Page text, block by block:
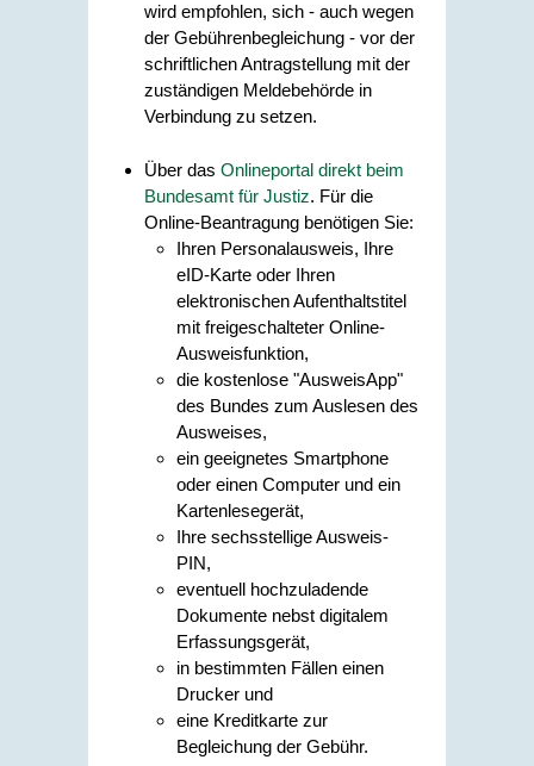
wird empfohlen, sich - auch wegen
der Gebührenbegleichung - vor der
schriftlichen Antragstellung mit der
zuständigen Meldebehörde in
Verbindung zu setzen.
Über das Onlineportal direkt beim
Bundesamt für Justiz. Für die
Online-Beantragung benötigen Sie:
Ihren Personalausweis, Ihre
eID-Karte oder Ihren
elektronischen Aufenthaltstitel
mit freigeschalteter Online-
Ausweisfunktion,
die kostenlose "AusweisApp"
des Bundes zum Auslesen des
Ausweises,
ein geeignetes Smartphone
oder einen Computer und ein
Kartenlesegerät,
Ihre sechsstellige Ausweis-
PIN,
eventuell hochzuladende
Dokumente nebst digitalem
Erfassungsgerät,
in bestimmten Fällen einen
Drucker und
eine Kreditkarte zur
Begleichung der Gebühr.